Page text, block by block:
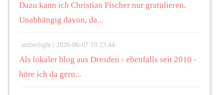
Dazu kann ich Christian Fischer nur gratulieren.
Unabhängig davon, da...
amberlight | 2026-06-07 19:23:44
Als lokaler blog aus Dresden - ebenfalls seit 2010 -
höre ich da gern...